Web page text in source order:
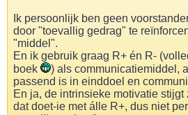
Ik persoonlijk ben geen
door "toevallig gedrag" te
"middel".
En ik gebruik graag R+ én R-
boek
) als communicatiemiddel,
passend is in einddoel en
En ja, de intrinsieke motivatie stijgt
dat doet-ie met álle R+, dus niet